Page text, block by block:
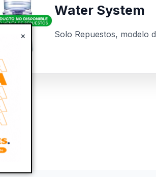
×
Water System
Solo Repuestos, modelo